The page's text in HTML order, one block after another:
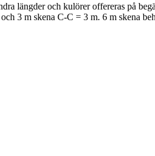
längder och kulörer offereras på
3 m skena C-C = 3 m. 6 m skena